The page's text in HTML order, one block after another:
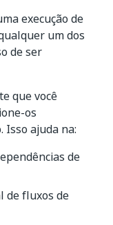
execução de
um dos
de ser
que você
os
Isso ajuda na:
de
de fluxos de